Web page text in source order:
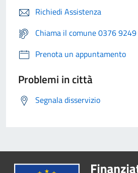
Richiedi Assistenza
Chiama il comune 0376 9249
Prenota un appuntamento
Problemi in città
Segnala disservizio